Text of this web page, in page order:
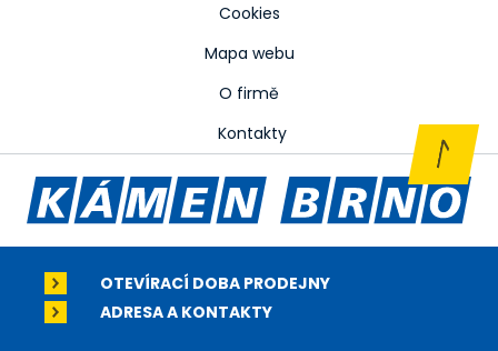
Cookies
Mapa webu
O firmě
Kontakty
OTEVÍRACÍ DOBA PRODEJNY
ADRESA A KONTAKTY